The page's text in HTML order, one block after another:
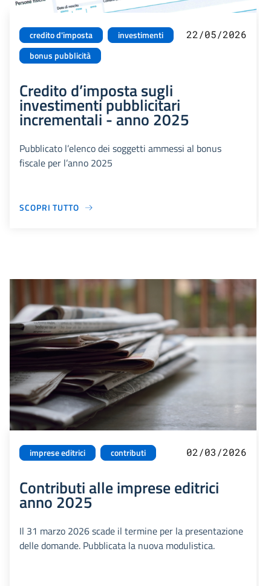
credito d'imposta
investimenti
bonus pubblicità
22/05/2026
Credito d’imposta sugli
investimenti pubblicitari
incrementali - anno 2025
Pubblicato l’elenco dei soggetti ammessi al bonus
fiscale per l’anno 2025
SCOPRI TUTTO
imprese editrici contributi 02/03/2026
Contributi alle imprese editrici
anno 2025
Il 31 marzo 2026 scade il termine per la presentazione
delle domande. Pubblicata la nuova modulistica.